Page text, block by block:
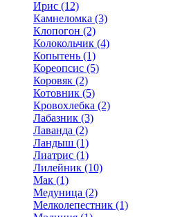
Ирис (12)
Камнеломка (3)
Клопогон (2)
Колокольчик (4)
Копытень (1)
Кореопсис (5)
Коровяк (2)
Котовник (5)
Кровохлебка (2)
Лабазник (3)
Лаванда (2)
Ландыш (1)
Лиатрис (1)
Лилейник (10)
Мак (1)
Медуница (2)
Мелколепестник (1)